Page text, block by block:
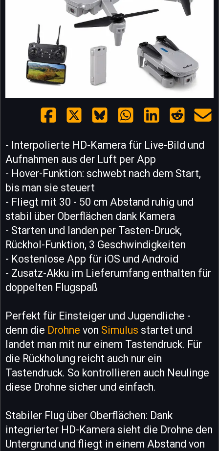
- Interpolierte HD-Kamera für Live-Bild und
Aufnahmen aus der Luft per App
- Hover-Funktion: schwebt nach dem Start,
bis man sie steuert
- Fliegt mit 30 - 50 cm Abstand ruhig und
stabil über Oberflächen dank Kamera
- Starten und landen per Tasten-Druck,
Rückhol-Funktion, 3 Geschwindigkeiten
- Kostenlose App für iOS und Android
- Zusatz-Akku im Lieferumfang enthalten für
doppelten Flugspaß
Perfekt für Einsteiger und Jugendliche -
denn die Drohne von Simulus startet und
landet man mit nur einem Tastendruck. Für
die Rückholung reicht auch nur ein
Tastendruck. So kontrollieren auch Neulinge
diese Drohne sicher und einfach.
Stabiler Flug über Oberflächen: Dank
integrierter HD-Kamera sieht die Drohne den
Untergrund und fliegt in einem Abstand von